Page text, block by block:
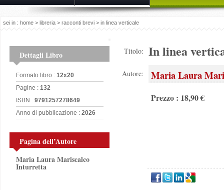
sei in : home > libreria > racconti brevi > in linea verticale
Dettagli Libro
Formato libro : 12x20
Pagine : 132
ISBN : 9791257278649
Anno di pubblicazione : 2026
Pagina dell’Autore
Maria Laura Mariscalco
Inturretta
Titolo: In linea
Autore: Maria Laura
Prezzo : 18,90 €